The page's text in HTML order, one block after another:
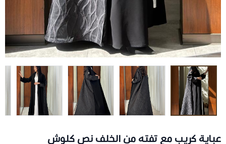
عباية كريب مع تفته من الخلف نص كلوش